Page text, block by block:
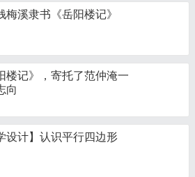
梅溪隶书《岳阳楼记》
楼记》，寄托了范仲淹一
向
设计】认识平行四边形